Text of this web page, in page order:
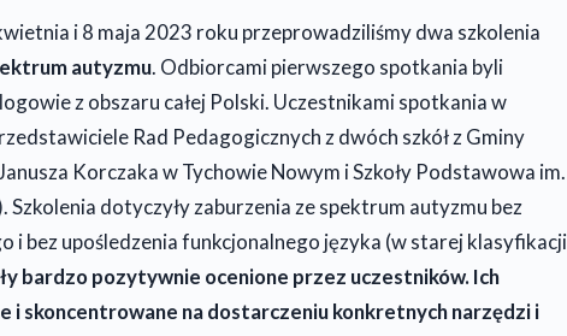
i 8 maja 2023 roku przeprowadziliśmy dwa szkolenia
autyzmu. Odbiorcami pierwszego spotkania byli
z obszaru całej Polski. Uczestnikami spotkania w
Rad Pedagogicznych z dwóch szkół z Gminy
Korczaka w Tychowie Nowym i Szkoły Podstawowa im.
Szkolenia dotyczyły zaburzenia ze spektrum autyzmu bez
i bez upośledzenia funkcjonalnego języka (w starej klasyfikacji
bardzo pozytywnie ocenione przez uczestników. Ich
i skoncentrowane na dostarczeniu konkretnych narzędzi i